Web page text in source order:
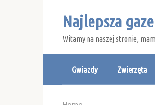
Najlepsza
Witamy na naszej stronie,
Gwiazdy Zwierzęta